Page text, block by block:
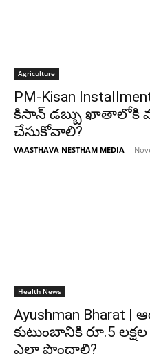
Agriculture
PM-Kisan
కిసాన్ డబ్బు ఖాతాలోకి
చేసుకోవాలి?
VAASTHAVA NESTHAM MEDIA -
Health News
Ayushman Bharat |
కుటుంబానికి రూ.5
ఎలా పొందాలి?